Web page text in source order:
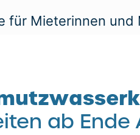
für Mieterinnen und
ab Ende